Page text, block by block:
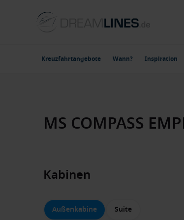
Kreuzfahrtangebote Wann? Inspiration
MS COMPASS
Kabinen
Außenkabine Suite